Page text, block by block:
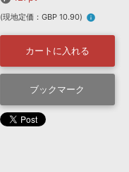
音楽カード
楽曲配信流通 サービス
無償のサウンド管理ソフト
(現地定価：GBP 10.90) info
カートに入れる
ブックマーク